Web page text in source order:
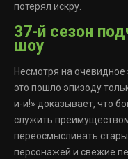
потерял искру.
37-й сезон
шоу
Несмотря на очевидное
это пошло эпизоду
и-и!» доказывает, что
служить
переосмысливать
персонажей и свежие